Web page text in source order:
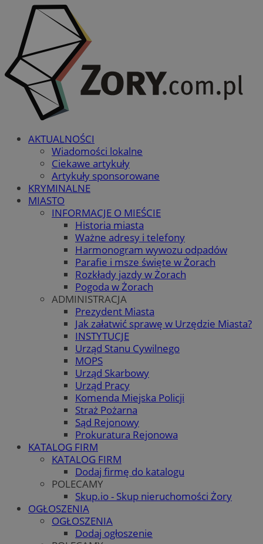
AKTUALNOŚCI
Wiadomości lokalne
Ciekawe artykuły
Artykuły sponsorowane
KRYMINALNE
MIASTO
INFORMACJE O MIEŚCIE
Historia miasta
Ważne adresy i telefony
Harmonogram wywozu odpadów
Parafie i msze święte w Żorach
Rozkłady jazdy w Żorach
Pogoda w Żorach
ADMINISTRACJA
Prezydent Miasta
Jak załatwić sprawę w Urzędzie Miasta?
INSTYTUCJE
Urząd Stanu Cywilnego
MOPS
Urząd Skarbowy
Urząd Pracy
Komenda Miejska Policji
Straż Pożarna
Sąd Rejonowy
Prokuratura Rejonowa
KATALOG FIRM
KATALOG FIRM
Dodaj firmę do katalogu
POLECAMY
Skup.io - Skup nieruchomości Żory
OGŁOSZENIA
OGŁOSZENIA
Dodaj ogłoszenie